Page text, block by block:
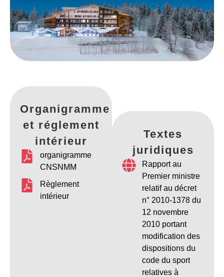
Organigramme
et réglement
intérieur
organigramme
CNSNMM
Règlement
intérieur
Textes
juridiques
Rapport au
Premier ministre
relatif au décret
n° 2010-1378 du
12 novembre
2010 portant
modification des
dispositions du
code du sport
relatives à